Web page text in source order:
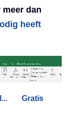
dan
heeft
Gratis